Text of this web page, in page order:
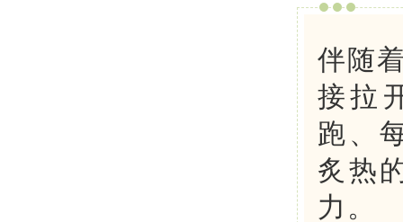
伴随
接拉
跑、
炙热
力。